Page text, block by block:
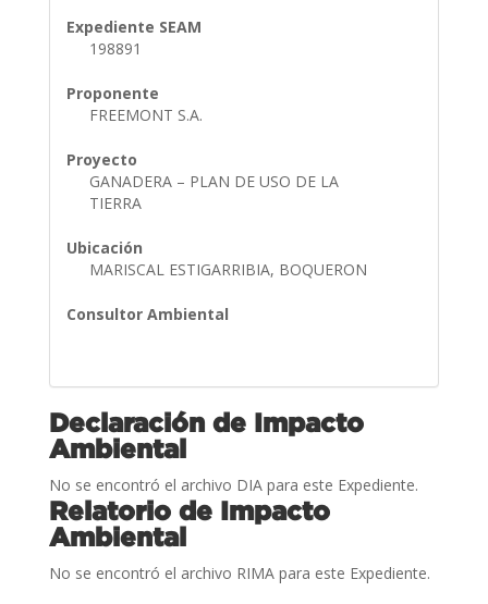
Expediente SEAM
198891
Proponente
FREEMONT S.A.
Proyecto
GANADERA – PLAN DE USO DE LA
TIERRA
Ubicación
MARISCAL ESTIGARRIBIA, BOQUERON
Consultor Ambiental
Declaración de Impacto
Ambiental
No se encontró el archivo DIA para este Expediente.
Relatorio de Impacto
Ambiental
No se encontró el archivo RIMA para este Expediente.